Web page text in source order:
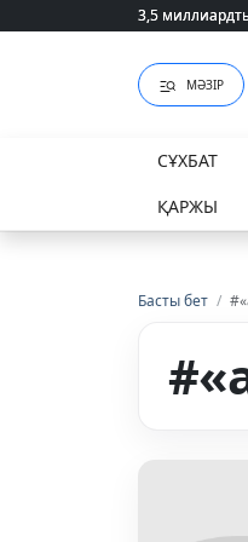
3,5
3,5
МӘЗІР
СҰХБАТ
ҚАРЖЫ
Басты бет /